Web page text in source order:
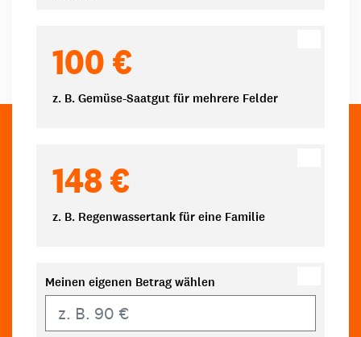
100 €
z. B. Gemüse-Saatgut für mehrere Felder
148 €
z. B. Regenwassertank für eine Familie
Meinen eigenen Betrag wählen